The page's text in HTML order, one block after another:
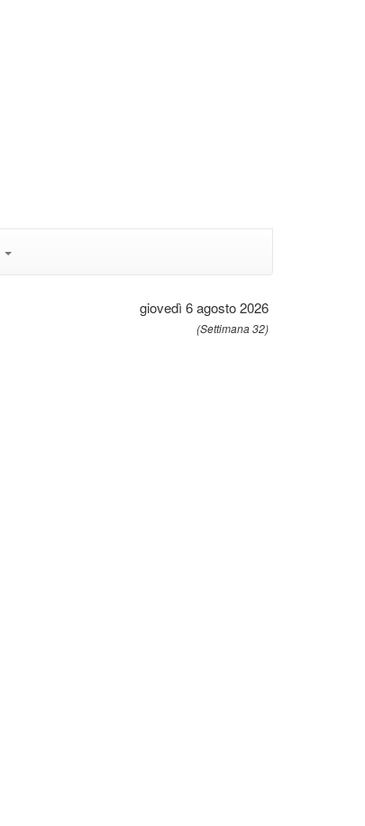
giovedì 6 agosto 2026
(Settimana 32)